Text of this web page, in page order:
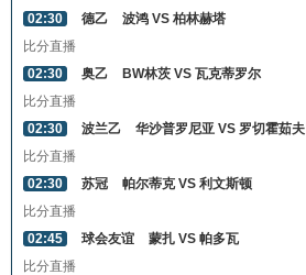
02:30
德乙
波鸿 VS 柏林赫塔
比分直播
02:30
奥乙
BW林茨 VS 瓦克蒂罗尔
比分直播
02:30
波兰乙
华沙普罗尼亚 VS 罗切霍茹夫
比分直播
02:30
苏冠
帕尔蒂克 VS 利文斯顿
比分直播
02:45
球会友谊
蒙扎 VS 帕多瓦
比分直播